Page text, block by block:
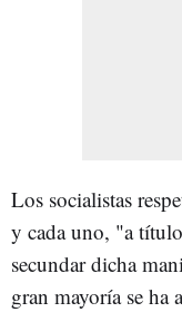
Los socialistas
y cada uno, "a
secundar dicha
gran mayoría se ha